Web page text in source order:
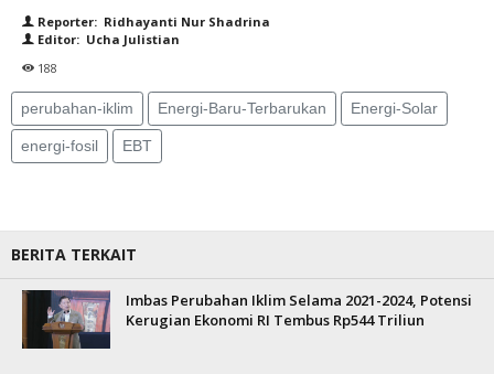
Reporter: Ridhayanti Nur Shadrina
Editor: Ucha Julistian
188
perubahan-iklim Energi-Baru-Terbarukan Energi-Solar
energi-fosil EBT
BERITA TERKAIT
Imbas Perubahan Iklim Selama 2021-2024, Potensi
Kerugian Ekonomi RI Tembus Rp544 Triliun